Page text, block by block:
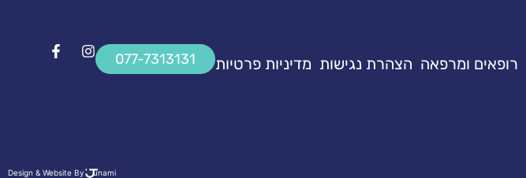
רופאים ומרפאה הצהרת נגישות מדיניות פרטיות 077-7313131
unami
Design & Website By